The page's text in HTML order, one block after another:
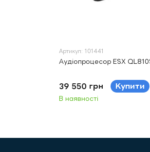
Артикул: 101441
Аудіопроцесор ESX
39 550 грн Купити
В наявності